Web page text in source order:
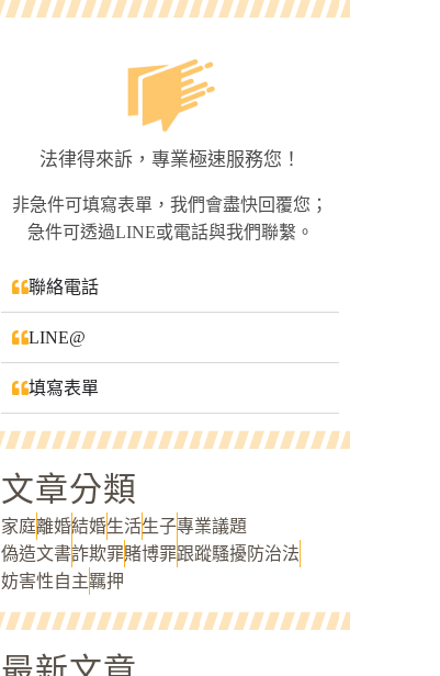
法律得來訴，專業極速服務您！
非急件可填寫表單，我們會盡快回覆您；
急件可透過LINE或電話與我們聯繫。
聯絡電話
LINE@
填寫表單
文章分類
家庭離婚結婚生活生子專業議題
偽造文書詐欺罪賭博罪跟蹤騷擾防治法
妨害性自主羈押